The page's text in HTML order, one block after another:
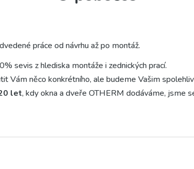
práce od návrhu až po montáž.
sevis z hlediska montáže i zednických prací.
Vám něco konkrétního, ale budeme Vašim
let, kdy okna a dveře OTHERM dodáváme, jsme